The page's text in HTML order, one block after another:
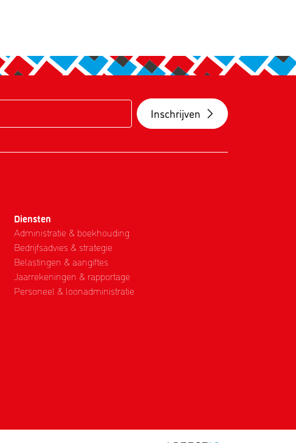
Inschrijven
Diensten
Administratie & boekhouding
Bedrijfsadvies & strategie
Belastingen & aangiftes
Jaarrekeningen & rapportage
Personeel & loonadministratie